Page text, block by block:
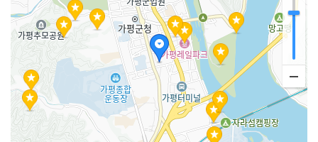
주차시설
가능(20대)
요금(무료)
예약안내 전화 예약
쉬는날 연중무휴
좌석수 80석